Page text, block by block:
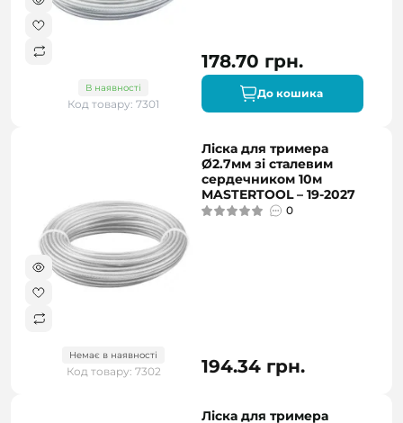
В наявності
Код товару: 7301
178.70 грн.
До кошика
Немає в наявності
Код товару: 7302
Ліска для тримера
Ø2.7мм зі сталевим
сердечником 10м
MASTERTOOL – 19-2027
0
194.34 грн.
Ліска для тримера